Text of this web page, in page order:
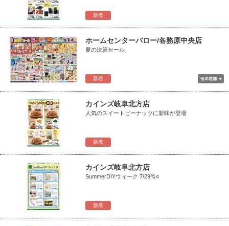
新着
新着
ホームセンターバロー/各務原中央店
夏の決算セール
新着
カインズ岐阜北方店
人気のスイートピーナッツに新味が登場
新着
カインズ岐阜北方店
SummerDIYウィーク 7/29号○